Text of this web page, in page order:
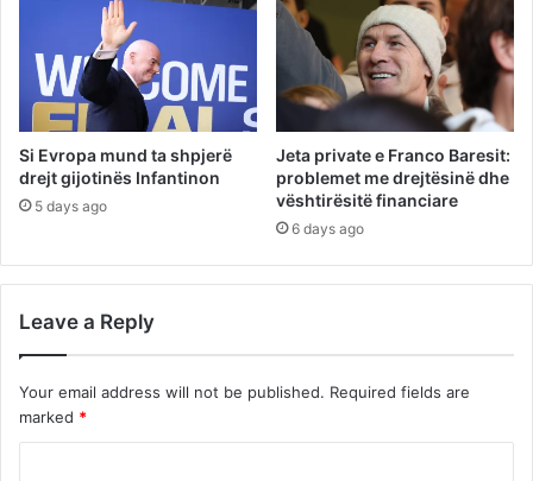
Si Evropa mund ta shpjerë
drejt gijotinës Infantinon
5 days ago
Jeta private e Franco Baresit:
problemet me drejtësinë dhe
vështirësitë financiare
6 days ago
Leave a Reply
Your email address will not be published. Required fields are
marked *